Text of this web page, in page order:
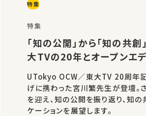
特集
特集
「知の公開」から「知の
大TVの20年とオープンエ
UTokyo OCW／東大TV 20周年
げに携わった宮川繁先生が登壇。
を迎え、知の公開を振り返り、知
ケーションを展望します。